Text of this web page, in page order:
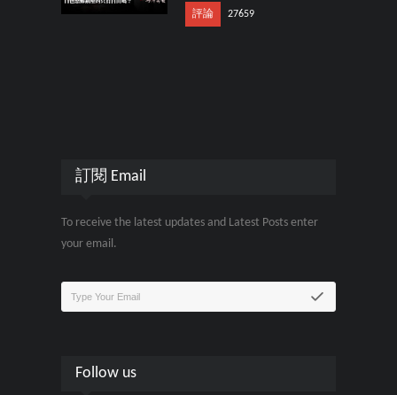
評論 27659
訂閱 Email
To receive the latest updates and Latest Posts enter
your email.
Follow us